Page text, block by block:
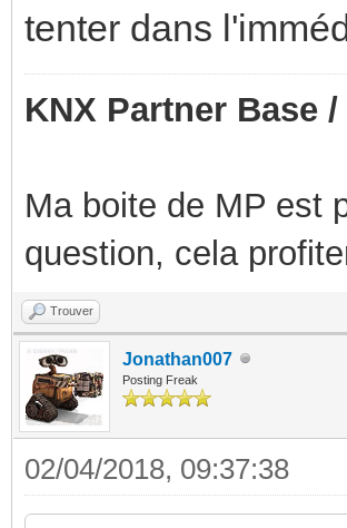
tenter dans
KNX Partner Base
Ma boite de MP est
question, cela
Trouver
Jonathan007
Posting Freak
02/04/2018, 09:37:38